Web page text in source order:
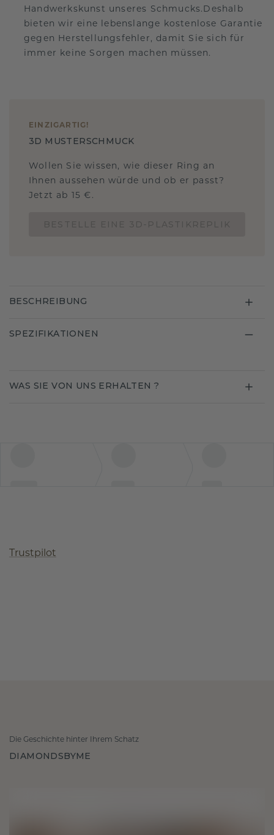
Handwerkskunst unseres Schmucks.Deshalb
bieten wir eine lebenslange kostenlose Garantie
gegen Herstellungsfehler, damit Sie sich für
immer keine Sorgen machen müssen.
EINZIGARTIG !
3D MUSTERSCHMUCK
Wollen Sie wissen, wie dieser Ring an
Ihnen aussehen würde und ob er passt?
Jetzt ab 15 €.
BESCHREIBUNG
SPEZIFIKATIONEN
WAS SIE VON UNS ERHALTEN ?
Trustpilot
Die Geschichte hinter Ihrem Schatz
DIAMONDSBYME